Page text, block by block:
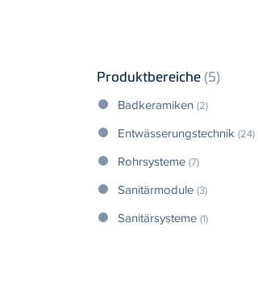
Produktbereiche (5)
Badkeramiken (2)
Entwässerungstechnik (24)
Rohrsysteme (7)
Sanitärmodule (3)
Sanitärsysteme (1)